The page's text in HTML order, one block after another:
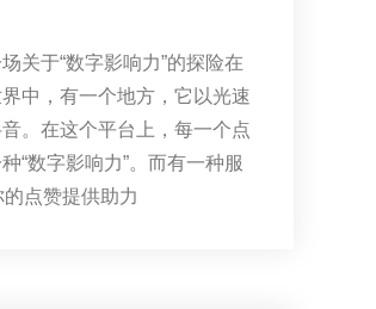
关于“数字影响力”的探险在
中，有一个地方，它以光速
。在这个平台上，每一个点
“数字影响力”。而有一种服
点赞提供助力